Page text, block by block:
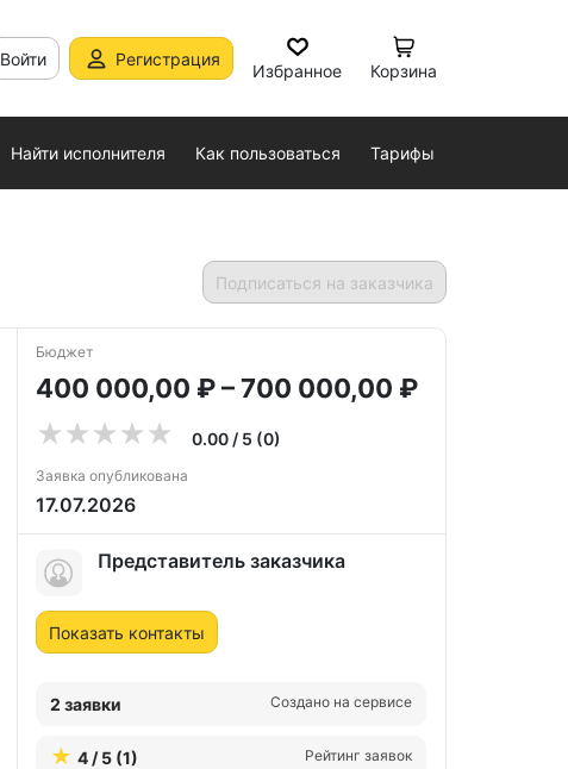
Войти Регистрация
Избранное Корзина
Найти исполнителя Как пользоваться Тарифы
Подписаться на заказчика
Бюджет
400 000,00 ₽ – 700 000,00 ₽
0.00 / 5 (0)
Заявка опубликована
17.07.2026
Представитель заказчика
Показать контакты
2 заявки Создано на сервисе
4 / 5 (1) Рейтинг заявок